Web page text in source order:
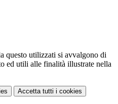
questo utilizzati si avvalgono di
ed utili alle finalità illustrate nella
Accetta tutti i cookies